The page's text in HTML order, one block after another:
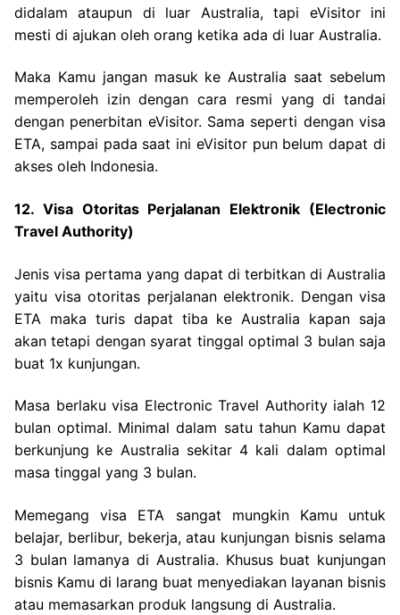
didalam ataupun di luar Australia, tapi eVisitor ini
mesti di ajukan oleh orang ketika ada di luar Australia.
Maka Kamu jangan masuk ke Australia saat sebelum
memperoleh izin dengan cara resmi yang di tandai
dengan penerbitan eVisitor. Sama seperti dengan visa
ETA, sampai pada saat ini eVisitor pun belum dapat di
akses oleh Indonesia.
12. Visa Otoritas Perjalanan Elektronik (Electronic
Travel Authority)
Jenis visa pertama yang dapat di terbitkan di Australia
yaitu visa otoritas perjalanan elektronik. Dengan visa
ETA maka turis dapat tiba ke Australia kapan saja
akan tetapi dengan syarat tinggal optimal 3 bulan saja
buat 1x kunjungan.
Masa berlaku visa Electronic Travel Authority ialah 12
bulan optimal. Minimal dalam satu tahun Kamu dapat
berkunjung ke Australia sekitar 4 kali dalam optimal
masa tinggal yang 3 bulan.
Memegang visa ETA sangat mungkin Kamu untuk
belajar, berlibur, bekerja, atau kunjungan bisnis selama
3 bulan lamanya di Australia. Khusus buat kunjungan
bisnis Kamu di larang buat menyediakan layanan bisnis
atau memasarkan produk langsung di Australia.